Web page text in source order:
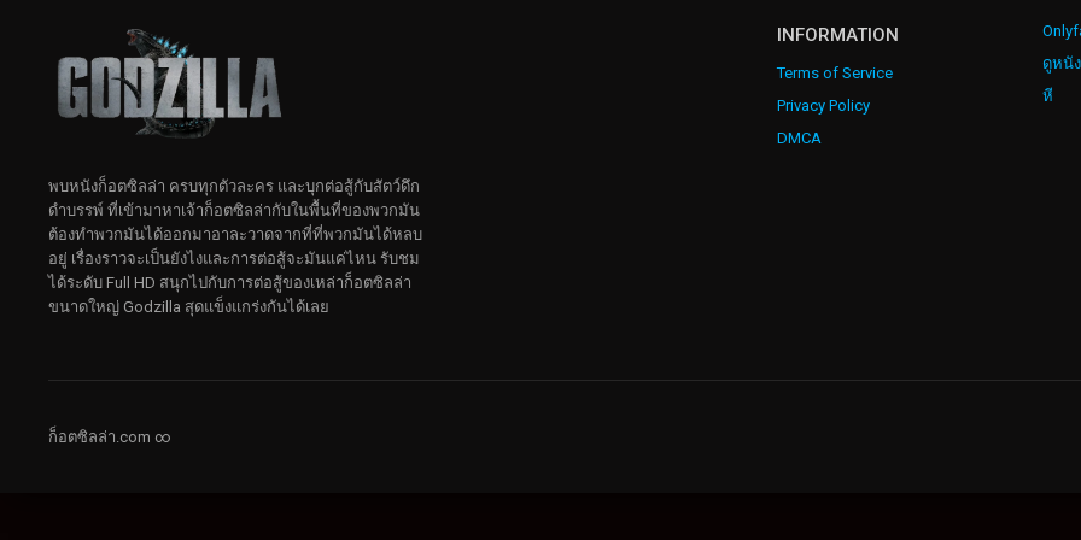
INFORMATION
Terms of Service
Privacy Policy
DMCA
ดูหนั
หี
พบหนังก็อตซิลล่า ครบทุกตัวละคร และบุกต่อสู้กับสัตว์ดึก
ดําบรรพ์ ที่เข้ามาหาเจ้าก็อตซิลล่ากับในพื้นที่ของพวกมัน
ต้องทำพวกมันได้ออกมาอาละวาดจากที่ที่พวกมันได้หลบ
อยู่ เรื่องราวจะเป็นยังไงและการต่อสู้จะมันแค่ไหน รับชม
ได้ระดับ Full HD สนุกไปกับการต่อสู้ของเหล่าก็อตซิลล่า
ขนาดใหญ่ Godzilla สุดแข็งแกร่งกันได้เลย
ก็อตซิลล่า.com ∞